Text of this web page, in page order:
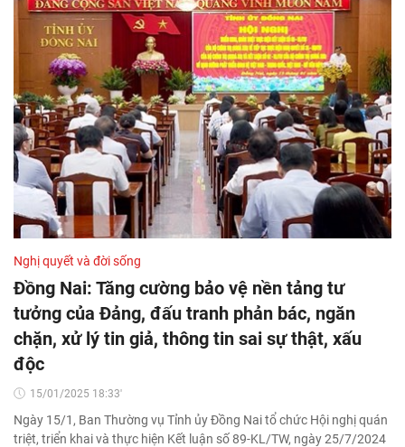
Nghị quyết và đời sống
Đồng Nai: Tăng cường bảo vệ nền tảng tư
tưởng của Đảng, đấu tranh phản bác, ngăn
chặn, xử lý tin giả, thông tin sai sự thật, xấu
độc
15/01/2025 18:33'
Ngày 15/1, Ban Thường vụ Tỉnh ủy Đồng Nai tổ chức Hội nghị quán
triệt, triển khai và thực hiện Kết luận số 89-KL/TW, ngày 25/7/2024